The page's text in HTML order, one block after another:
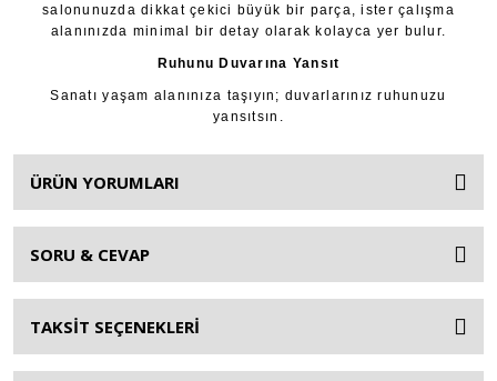
salonunuzda dikkat çekici büyük bir parça, ister çalışma
alanınızda minimal bir detay olarak kolayca yer bulur.
Ruhunu Duvarına Yansıt
Sanatı yaşam alanınıza taşıyın; duvarlarınız ruhunuzu
yansıtsın.
ÜRÜN YORUMLARI
SORU & CEVAP
TAKSİT SEÇENEKLERİ